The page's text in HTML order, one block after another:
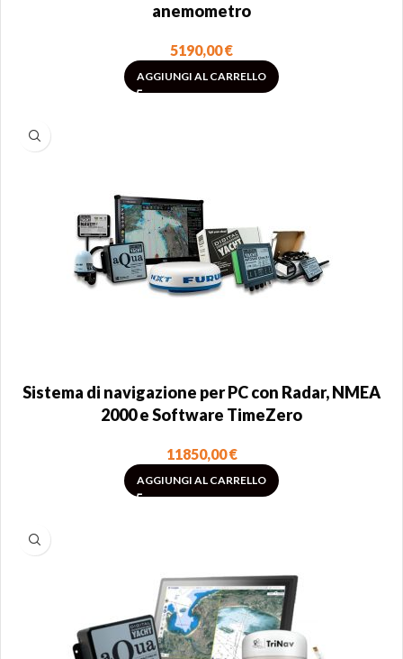
anemometro
5190,00€
AGGIUNGI AL CARRELLO
Sistema di navigazione per PC con Radar, NMEA
2000 e Software TimeZero
11850,00€
AGGIUNGI AL CARRELLO